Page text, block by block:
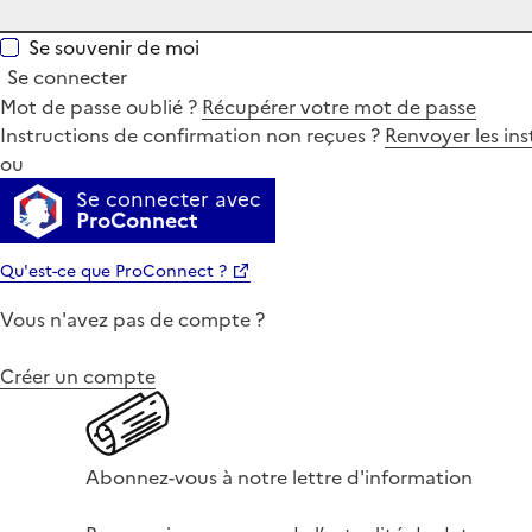
Se souvenir de moi
Se connecter
Mot de passe oublié ? Récupérer votre mot de passe
Instructions de confirmation non reçues ? Renvoyer les
ou
Se connecter avec
ProConnect
Qu'est-ce que ProConnect ?
Vous n'avez pas de compte ?
Créer un compte
Abonnez-vous à notre lettre d'information